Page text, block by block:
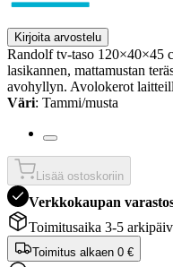
Kirjoita arvostelu
Randolf tv-taso 120×40×45
lasikannen, mattamustan
avohyllyn. Avolokerot
Väri: Tammi/musta
Lisää ostoskoriin
Verkkokaupan
Toimitusaika 3-5
Toimitus alkaen 0 €